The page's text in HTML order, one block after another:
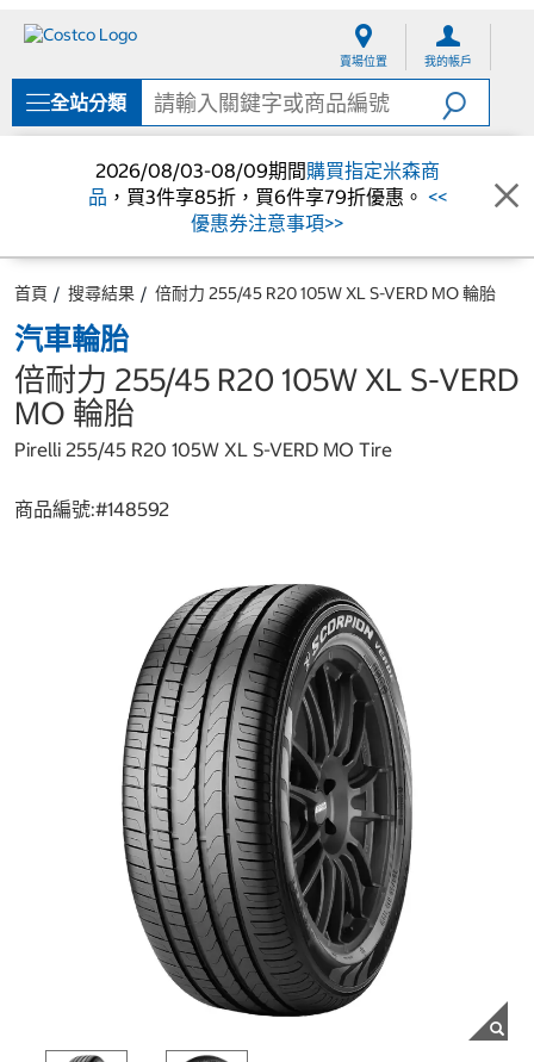
單
賣場位置 我的帳戶
全站分類
2026/08/03-08/09期間購買指定米森商
品 ，買3件享85折，買6件享79折優惠。 <<
優惠券注意事項>>
首頁 搜尋結果 倍耐力 255/45 R20 105W XL S-VERD MO 輪胎
汽車輪胎
倍耐力 255/45 R20 105W XL S-VERD
MO 輪胎
Pirelli 255/45 R20 105W XL S-VERD MO Tire
商品編號:#148592